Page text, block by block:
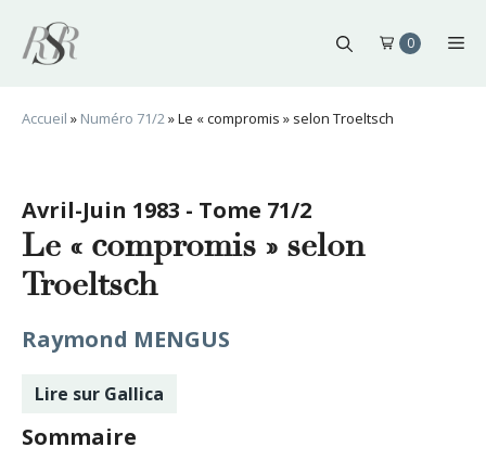
contenu
0
Accueil » Numéro 71/2»Le « compromis » selon Troeltsch
Avril-Juin 1983 - Tome 71/2
Le « compromis » selon
Troeltsch
Raymond MENGUS
Lire sur Gallica
Sommaire